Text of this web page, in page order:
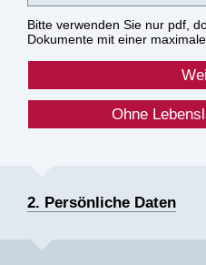
Bitte verwenden Sie nur pdf,
Dokumente mit einer
2. Persönliche Daten